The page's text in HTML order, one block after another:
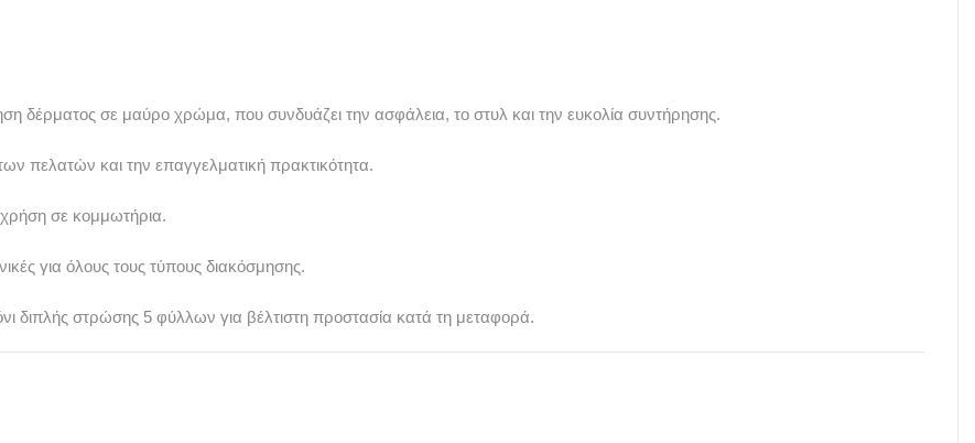
δέρματος σε μαύρο χρώμα, που συνδυάζει την ασφάλεια, το στυλ και την ευκολία συντήρησης.
πελατών και την επαγγελματική πρακτικότητα.
χρήση σε κομμωτήρια.
για όλους τους τύπους διακόσμησης.
διπλής στρώσης 5 φύλλων για βέλτιστη προστασία κατά τη μεταφορά.